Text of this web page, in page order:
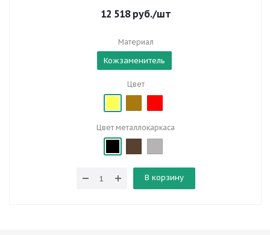
12 518руб./шт
Материал
Кожзаменитель
Цвет
Цвет металлокаркаса
В корзину